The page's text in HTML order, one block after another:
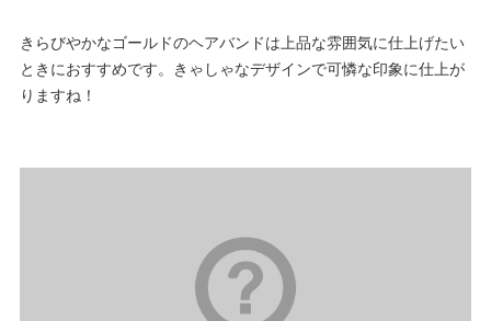
きらびやかなゴールドのヘアバンドは上品な雰囲気に仕上げたい
ときにおすすめです。きゃしゃなデザインで可憐な印象に仕上が
りますね！